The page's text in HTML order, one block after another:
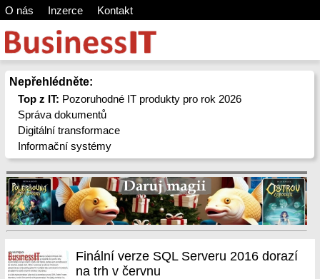
O nás Inzerce Kontakt
Nepřehlédněte:
Top z IT: Pozoruhodné IT produkty pro rok 2026
Správa dokumentů
Digitální transformace
Informační systémy
Finální verze SQL Serveru 2016 dorazí
na trh v červnu